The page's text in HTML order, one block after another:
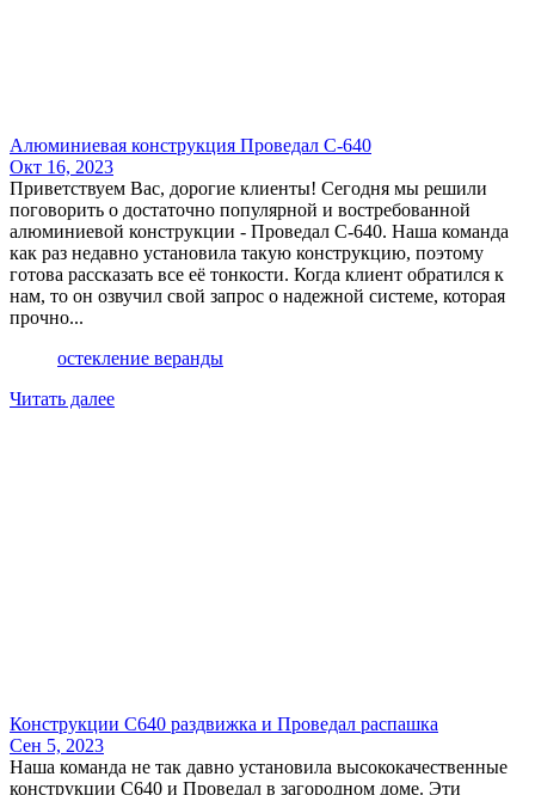
Алюминиевая конструкция Проведал С-640
Окт 16, 2023
Приветствуем Вас, дорогие клиенты! Сегодня мы решили
поговорить о достаточно популярной и востребованной
алюминиевой конструкции - Проведал С-640. Наша команда
как раз недавно установила такую конструкцию, поэтому
готова рассказать все её тонкости. Когда клиент обратился к
нам, то он озвучил свой запрос о надежной системе, которая
прочно...
остекление веранды
Читать далее
Конструкции С640 раздвижка и Проведал распашка
Сен 5, 2023
Наша команда не так давно установила высококачественные
конструкции С640 и Проведал в загородном доме. Эти